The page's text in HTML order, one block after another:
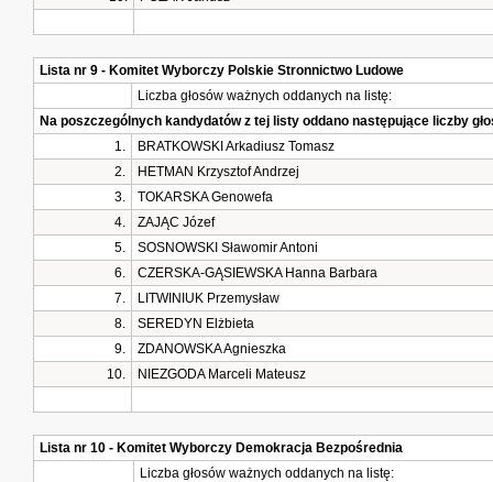
Lista nr 9 - Komitet Wyborczy Polskie Stronnictwo Ludowe
Liczba głosów ważnych oddanych na listę:
Na poszczególnych kandydatów z tej listy oddano następujące liczby
1.
BRATKOWSKI Arkadiusz Tomasz
2.
HETMAN Krzysztof Andrzej
3.
TOKARSKA Genowefa
4.
ZAJĄC Józef
5.
SOSNOWSKI Sławomir Antoni
6.
CZERSKA-GĄSIEWSKA Hanna Barbara
7.
LITWINIUK Przemysław
8.
SEREDYN Elżbieta
9.
ZDANOWSKA Agnieszka
10.
NIEZGODA Marceli Mateusz
Lista nr 10 - Komitet Wyborczy Demokracja Bezpośrednia
Liczba głosów ważnych oddanych na listę: